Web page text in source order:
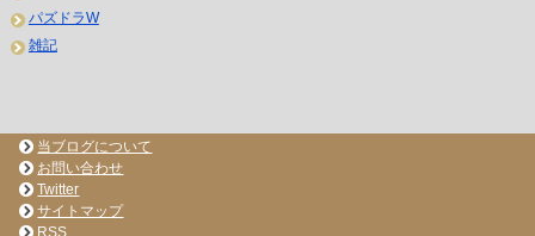
パズドラW
雑記
当ブログについて
お問い合わせ
Twitter
サイトマップ
RSS